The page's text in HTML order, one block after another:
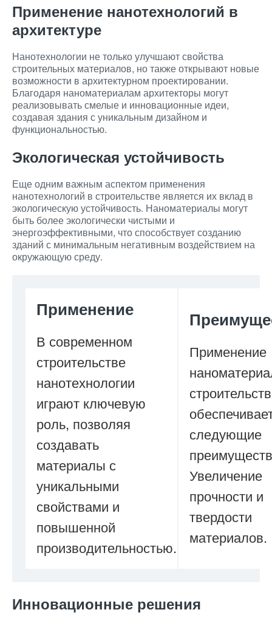
Применение нанотехнологий в
архитектуре
Нанотехнологии не только улучшают свойства
строительных материалов, но также открывают новые
возможности в архитектурном проектировании.
Благодаря наноматериалам архитекторы могут
реализовывать смелые и инновационные идеи,
создавая здания с уникальным дизайном и
функциональностью.
Экологическая устойчивость
Еще одним важным аспектом применения
нанотехнологий в строительстве является их вклад в
экологическую устойчивость. Наноматериалы могут
быть более экологически чистыми и
энергоэффективными, что способствует созданию
зданий с минимальным негативным воздействием на
окружающую среду.
Применение
В современном
строительстве
нанотехнологии
играют ключевую
роль, позволяя
создавать
материалы с
уникальными
свойствами и
повышенной
производительностью.
Применение
следующие
Увеличение
прочности и
твердости
материалов.
Инновационные решения